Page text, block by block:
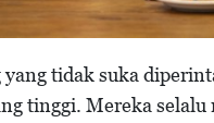
yang tidak suka
tinggi. Mereka